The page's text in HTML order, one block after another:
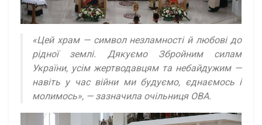
«Цей храм — символ незламності й любові до
рідної землі. Дякуємо Збройним силам
України, усім жертводавцям та небайдужим —
навіть у час війни ми будуємо, єднаємось і
молимось», — зазначила очільниця ОВА.